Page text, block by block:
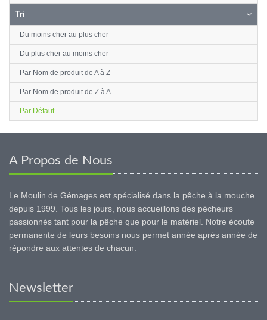
Tri
Du moins cher au plus cher
Du plus cher au moins cher
Par Nom de produit de A à Z
Par Nom de produit de Z à A
Par Défaut
A Propos de Nous
Le Moulin de Gémages est spécialisé dans la pêche à la mouche
depuis 1999. Tous les jours, nous accueillons des pêcheurs
passionnés tant pour la pêche que pour le matériel. Notre écoute
permanente de leurs besoins nous permet année après année de
répondre aux attentes de chacun.
Newsletter